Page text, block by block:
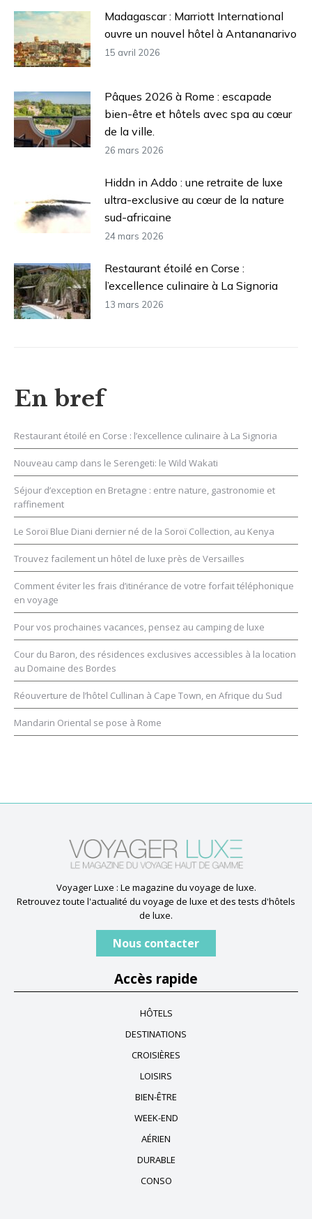
Madagascar : Marriott International
ouvre un nouvel hôtel à Antananarivo
15 avril 2026
Pâques 2026 à Rome : escapade
bien-être et hôtels avec spa au cœur
de la ville.
26 mars 2026
Hiddn in Addo : une retraite de luxe
ultra-exclusive au cœur de la nature
sud-africaine
24 mars 2026
Restaurant étoilé en Corse :
l’excellence culinaire à La Signoria
13 mars 2026
En bref
Restaurant étoilé en Corse : l’excellence culinaire à La Signoria
Nouveau camp dans le Serengeti: le Wild Wakati
Séjour d’exception en Bretagne : entre nature, gastronomie et
raffinement
Le Soroï Blue Diani dernier né de la Soroï Collection, au Kenya
Trouvez facilement un hôtel de luxe près de Versailles
Comment éviter les frais d’itinérance de votre forfait téléphonique
en voyage
Pour vos prochaines vacances, pensez au camping de luxe
Cour du Baron, des résidences exclusives accessibles à la location
au Domaine des Bordes
Réouverture de l’hôtel Cullinan à Cape Town, en Afrique du Sud
Mandarin Oriental se pose à Rome
Voyager Luxe : Le magazine du voyage de luxe.
Retrouvez toute l'actualité du voyage de luxe et des tests d'hôtels
de luxe.
Nous contacter
Accès rapide
HÔTELS
DESTINATIONS
CROISIÈRES
LOISIRS
BIEN-ÊTRE
WEEK-END
AÉRIEN
DURABLE
CONSO